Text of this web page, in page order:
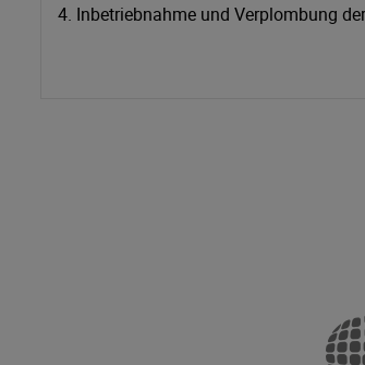
4. Inbetriebnahme und Verplombung